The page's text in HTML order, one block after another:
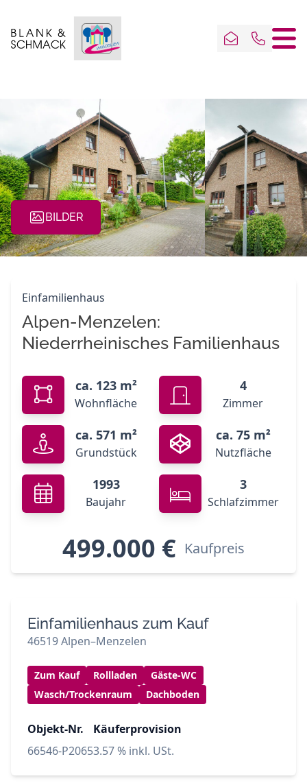
BILDER
Einfamilienhaus
Alpen-Menzelen:
Niederrheinisches Familienhaus
ca. 123 m²
Wohnfläche
4
Zimmer
ca. 571 m²
Grundstück
ca. 75 m²
Nutzfläche
1993
Baujahr
3
Schlafzimmer
499.000 € Kaufpreis
Einfamilienhaus zum Kauf
46519 Alpen–Menzelen
Zum Kauf Rollladen
Gäste-WC
Wasch/Trockenraum
Dachboden
Objekt-Nr.
66546-P2065
Käuferprovision
3.57 % inkl. USt.